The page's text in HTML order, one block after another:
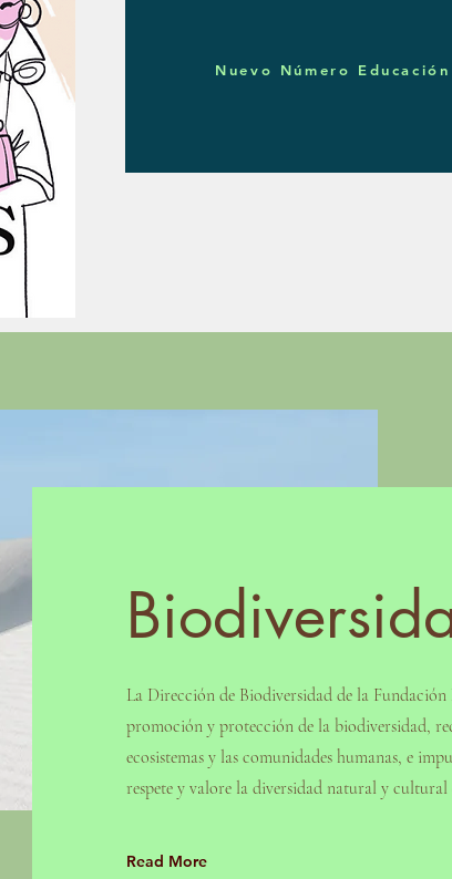
Nuevo Número
La Dirección de Biodiversidad de la Fundación
promoción y protección de la biodiversidad,
ecosistemas y las comunidades humanas, e
respete y valore la diversidad natural y cultural
Read More